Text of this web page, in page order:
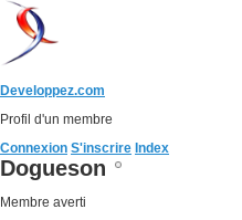
Developpez.com
Profil d'un membre
Connexion S'inscrire Index
Dogueson
Membre averti